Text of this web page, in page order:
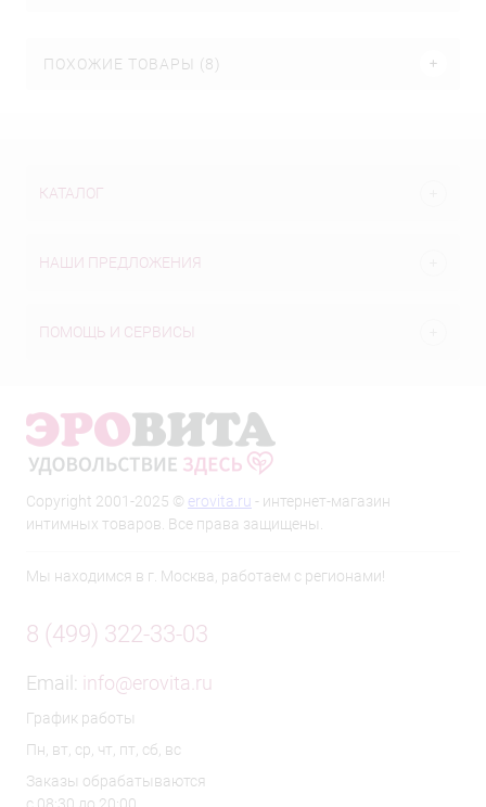
ПОХОЖИЕ ТОВАРЫ (8)
КАТАЛОГ
НАШИ ПРЕДЛОЖЕНИЯ
ПОМОЩЬ И СЕРВИСЫ
Copyright 2001-2025 © erovita.ru - интернет-магазин
интимных товаров. Все права защищены.
Мы находимся в г. Москва, работаем с регионами!
8 (499) 322-33-03
Email: info@erovita.ru
График работы
Пн, вт, ср, чт, пт, сб, вс
Заказы обрабатываются